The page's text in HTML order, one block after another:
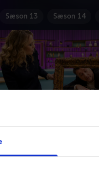
Sæson 13 Sæson 14
Rimmer byder